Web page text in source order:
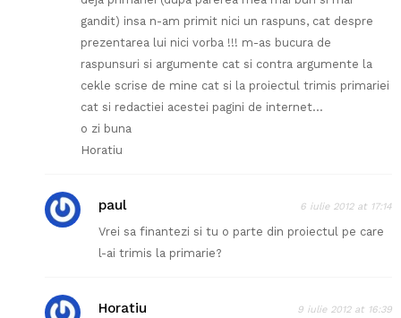
gandit) insa n-am primit nici un raspuns, cat despre
prezentarea lui nici vorba !!! m-as bucura de
raspunsuri si argumente cat si contra argumente la
cekle scrise de mine cat si la proiectul trimis primariei
cat si redactiei acestei pagini de internet…
o zi buna
Horatiu
paul 6 iulie 2012 at 17:14
Vrei sa finantezi si tu o parte din proiectul pe care
l-ai trimis la primarie?
Horatiu 9 iulie 2012 at 16:39